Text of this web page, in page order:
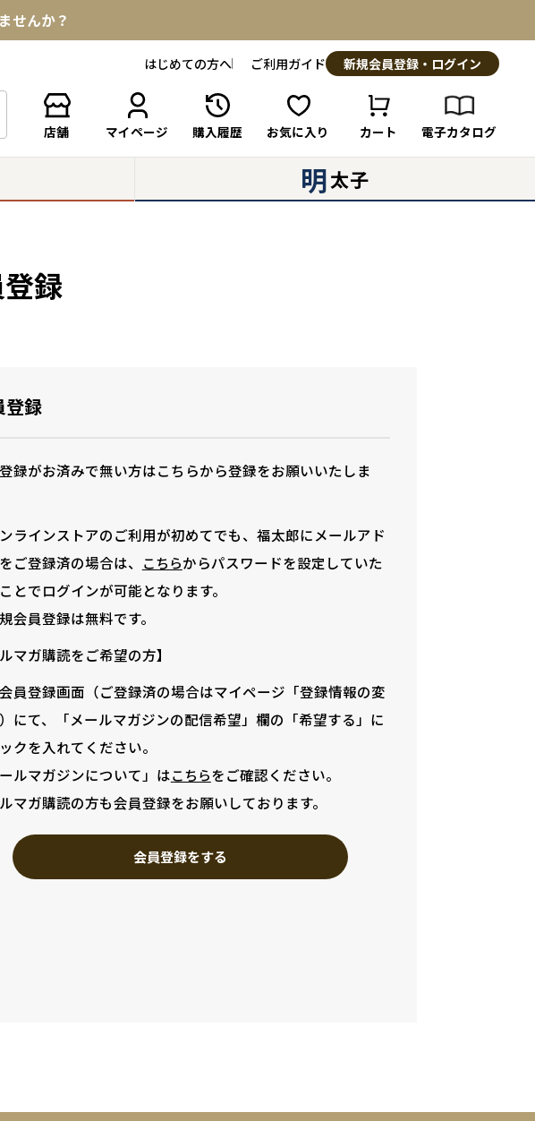
せんか？
ン！めんべい
送料無料
はじめての方へ ご利用ガイド 新規会員登録・ログイン
店舗 マイページ 購入履歴 お気に入り カート 電子カタログ
明太子
録
登録
録がお済みで無い方はこちらから登録をお願いいたしま
ラインストアのご利用が初めてでも、福太郎にメールアド
ご登録済の場合は、
こちらからパスワードを設定していた
とでログインが可能となります。
会員登録は無料です。
ルマガ購読をご希望の方】
員登録画面（ご登録済の場合はマイページ「登録情報の変
にて、「メールマガジンの配信希望」欄の「希望する」に
クを入れてください。
ールマガジンについて」はこちらをご確認ください。
マガ購読の方も会員登録をお願いしております。
会員登録をする